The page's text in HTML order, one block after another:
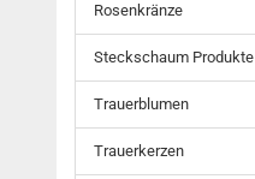
Rosenkränze
Steckschaum Produkte
Trauerblumen
Trauerkerzen